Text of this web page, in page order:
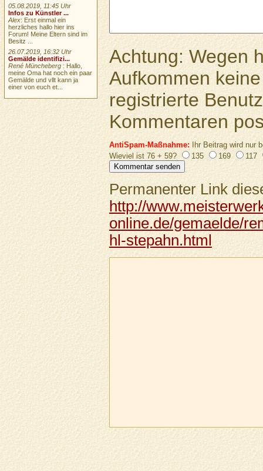
Achtung: Wegen
Aufkommen
registrierte
Kommentaren
AntiSpam-Maßnahme:Ihr Beitrag wird nur
Wieviel ist 76 + 59?
135 169 117
Permanenter Link
http://
online.de/gemaelde/
hl-stepahn.html
05.08.2019, 11:45 Uhr
Infos zu Künstler ...
Alex: Erst einmal ein
herzliches hallo hier ins
Forum! Meine Eltern sind im
Besitz ...
26.07.2019, 16:32 Uhr
Gemälde identifizi...
René Müncheberg : Hallo,
meine Oma hat noch ein paar
Gemälde und vllt kann ja
einer von euch et...